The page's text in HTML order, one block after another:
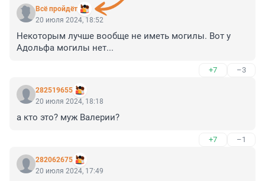
Всё пройдёт
20 июля 2024, 18:52
Некоторым лучше вообще не иметь могилы. Вот у
Адольфа могилы нет...
+7 –3
282519655
20 июля 2024, 18:18
а кто это? муж Валерии?
+7 –1
282062675
20 июля 2024, 17:49